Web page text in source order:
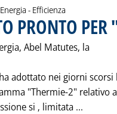
- Efficienza
PRONTO
Abel Matutes, la
adottato nei giorni scorsi
"Thermie-2" relativo
si ‚ limitata ...